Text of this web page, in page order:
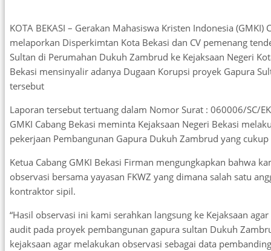
KOTA BEKASI – Gerakan Mahasiswa Kristen Indonesia (GMKI)
melaporkan Disperkimtan Kota Bekasi dan CV pemenang
Sultan di Perumahan Dukuh Zambrud ke Kejaksaan Negeri
Bekasi mensinyalir adanya Dugaan Korupsi proyek Gapura
tersebut
Laporan tersebut tertuang dalam Nomor Surat : 060006/SC/
GMKI Cabang Bekasi meminta Kejaksaan Negeri Bekasi
pekerjaan Pembangunan Gapura Dukuh Zambrud yang
Ketua Cabang GMKI Bekasi Firman mengungkapkan bahwa
observasi bersama yayasan FKWZ yang dimana salah satu
kontraktor sipil.
“Hasil observasi ini kami serahkan langsung ke Kejaksaan
audit pada proyek pembangunan gapura sultan Dukuh
kejaksaan agar melakukan observasi sebagai data